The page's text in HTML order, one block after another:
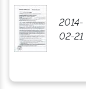
2014-
02-21